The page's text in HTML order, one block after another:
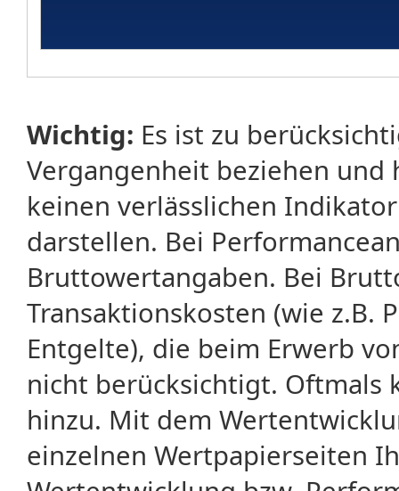
Wichtig: Es ist zu
Vergangenheit beziehen
keinen verlässlichen
darstellen. Bei
Bruttowertangaben. Bei
Transaktionskosten (wie z.B.
Entgelte), die beim Erwerb
nicht berücksichtigt. Oftmals
hinzu. Mit dem
einzelnen Wertpapierseiten